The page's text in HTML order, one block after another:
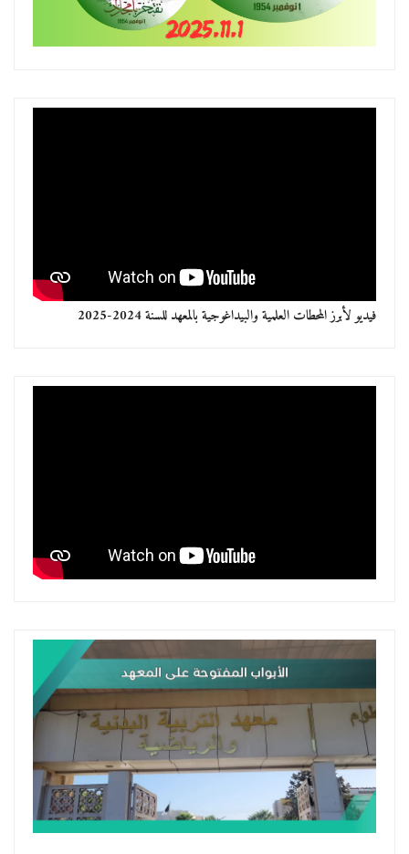
فيديو لأبرز المحطات العلمية والبيداغوجية بالمعهد للسنة 2024-2025